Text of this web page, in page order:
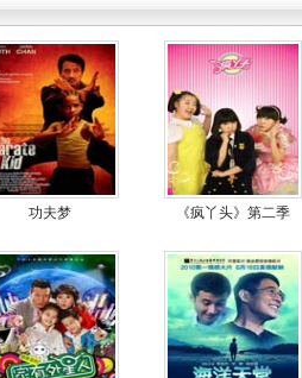
功夫梦 《疯丫头》第二季